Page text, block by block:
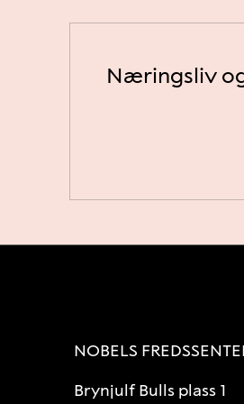
Næringsliv
NOBELS
Brynjulf Bulls plass 1